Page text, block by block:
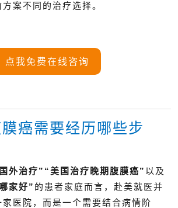
案不同的治疗选择。
点我免费在线咨询
癌需要经历哪些步
外治疗”“美国治疗晚期腹膜癌” 以及
家好” 的患者家庭而言，赴美就医并
医院，而是一个需要结合病情阶